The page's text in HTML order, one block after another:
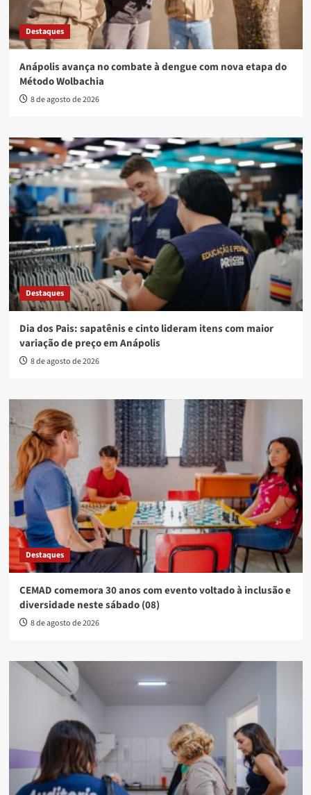
Destaques
Anápolis avança no combate à dengue com nova etapa do
Método Wolbachia
8 de agosto de 2026
Destaques
Dia dos Pais: sapatênis e cinto lideram itens com maior
variação de preço em Anápolis
8 de agosto de 2026
Destaques
CEMAD comemora 30 anos com evento voltado à inclusão e
diversidade neste sábado (08)
8 de agosto de 2026